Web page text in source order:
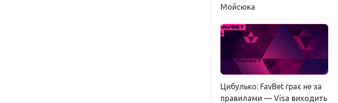
Мойсюка
Цибулько: FavBet грає не за
правилами — Visa виходить